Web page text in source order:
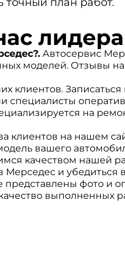
Автосервис
моделей. Отзывы
Записаться
специалисты
на
клиентов на нашем
вашего
качеством нашей
Мерседес и
фото и
выполненных